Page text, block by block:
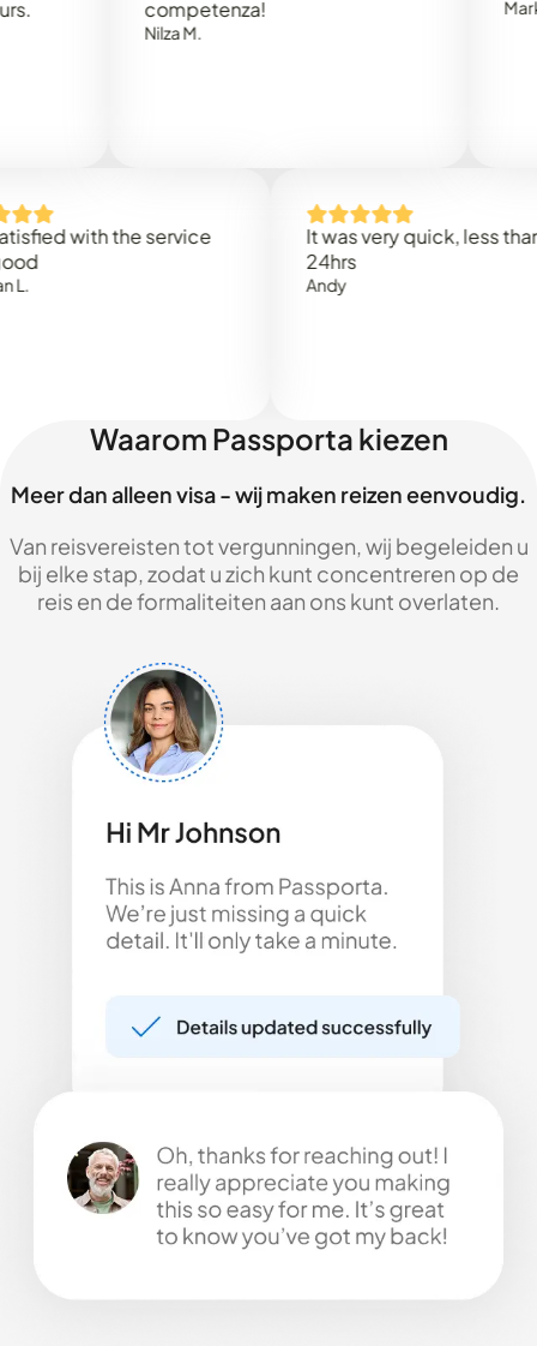
competenza!
with the service
It was very quick, less than
Waarom Passporta kiezen
Meer dan alleen visa - wij maken reizen eenvoudig.
Van reisvereisten tot vergunningen, wij begeleiden u
bij elke stap, zodat u zich kunt concentreren op de
reis en de formaliteiten aan ons kunt overlaten.